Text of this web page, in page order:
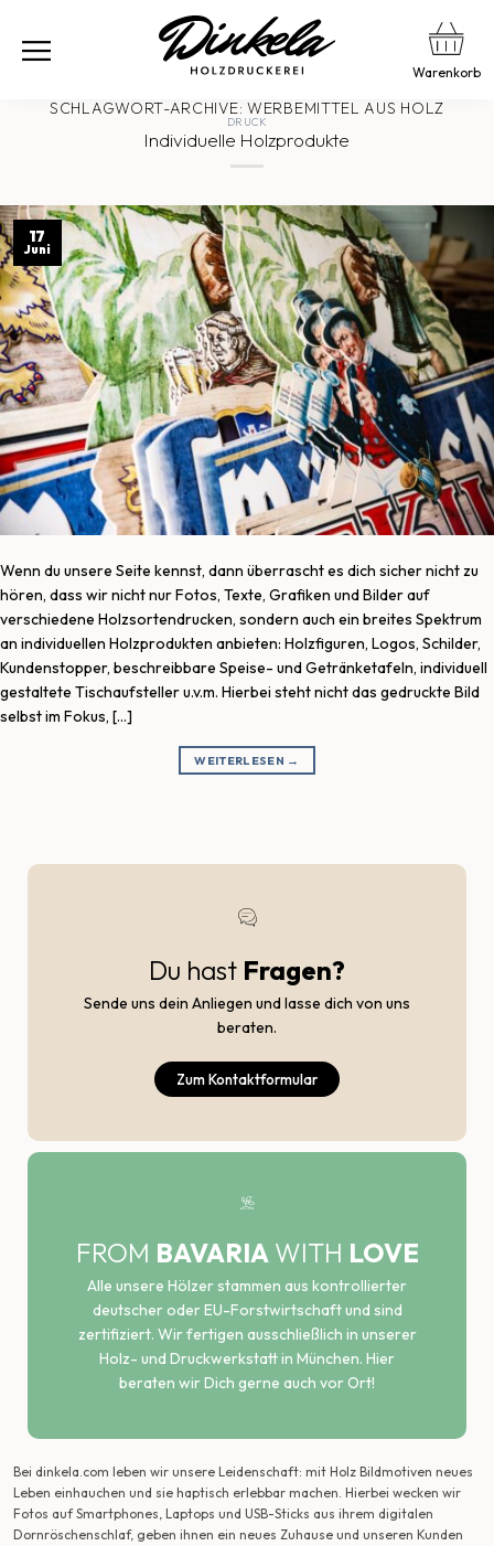
Warenkorb
SCHLAGWORT-ARCHIVE: WERBEMITTEL AUS HOLZ
DRUCK
Individuelle Holzprodukte
17
Juni
Wenn du unsere Seite kennst, dann überrascht es dich sicher nicht zu
hören, dass wir nicht nur Fotos, Texte, Grafiken und Bilder auf
verschiedene Holzsortendrucken, sondern auch ein breites Spektrum
an individuellen Holzprodukten anbieten: Holzfiguren, Logos, Schilder,
Kundenstopper, beschreibbare Speise- und Getränketafeln, individuell
gestaltete Tischaufsteller u.v.m. Hierbei steht nicht das gedruckte Bild
selbst im Fokus, […]
WEITERLESEN →
Du hast Fragen?
Sende uns dein Anliegen und lasse dich von uns
beraten.
Zum Kontaktformular
FROM BAVARIAWITH LOVE
Alle unsere Hölzer stammen aus kontrollierter
deutscher oder EU-Forstwirtschaft und sind
zertifiziert. Wir fertigen ausschließlich in unserer
Holz- und Druckwerkstatt in München. Hier
beraten wir Dich gerne auch vor Ort!
Bei dinkela.com leben wir unsere Leidenschaft: mit Holz Bildmotiven neues
Leben einhauchen und sie haptisch erlebbar machen. Hierbei wecken wir
Fotos auf Smartphones, Laptops und USB-Sticks aus ihrem digitalen
Dornröschenschlaf, geben ihnen ein neues Zuhause und unseren Kunden